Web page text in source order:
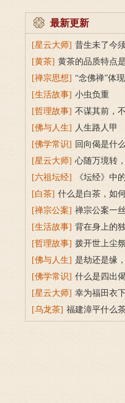
最新更新
[星云大师] 昔生未了今
取累生身的解释
[黄茶] 黄茶的品质特点
[禅宗思想] “念佛禅”体
变化？
[生活故事] 小虫负重
[哲理故事] 不谋其前，
恋当今
[佛与人生] 人生路人甲
[佛学常识] 回向偈是什
[星云大师] 心随万境转
幽；随流认得性，无喜
[六祖坛经]
《坛经》中
什么？
[白茶] 什么是白茶，如
[禅宗公案] 禅宗公案一
[生活故事] 背在身上的
[哲理故事] 拨开世上尘
火炎冰竞
[佛与人生] 是劫还是缘
[佛学常识] 什么是四出
[星云大师] 幸为福田衣
得一闲人的解释
[乌龙茶] 福建漳平什么